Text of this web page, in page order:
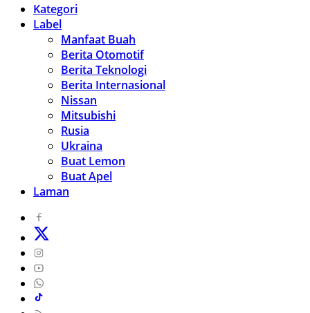
Kategori
Label
Manfaat Buah
Berita Otomotif
Berita Teknologi
Berita Internasional
Nissan
Mitsubishi
Rusia
Ukraina
Buat Lemon
Buat Apel
Laman